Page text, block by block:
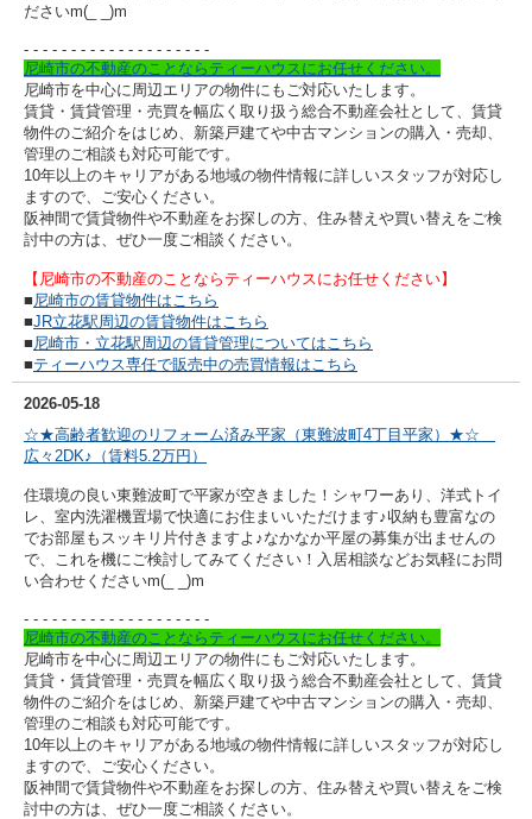
ださいm(_ _)m
- - - - - - - - - - - - - - - - - - - -
尼崎市の不動産のことならティーハウスにお任せください。
尼崎市を中心に周辺エリアの物件にもご対応いたします。
賃貸・賃貸管理・売買を幅広く取り扱う総合不動産会社として、賃貸
物件のご紹介をはじめ、新築戸建てや中古マンションの購入・売却、
管理のご相談も対応可能です。
10年以上のキャリアがある地域の物件情報に詳しいスタッフが対応し
ますので、ご安心ください。
阪神間で賃貸物件や不動産をお探しの方、住み替えや買い替えをご検
討中の方は、ぜひ一度ご相談ください。
【尼崎市の不動産のことならティーハウスにお任せください】
■ 尼崎市の賃貸物件はこちら
■JR立花駅周辺の賃貸物件はこちら
■ 尼崎市・立花駅周辺の賃貸管理についてはこちら
■ティーハウス専任で販売中の売買情報はこちら
2026-05-18
☆★高齢者歓迎のリフォーム済み平家（東難波町4丁目平家）★☆
広々2DK♪（賃料5.2万円）
住環境の良い東難波町で平家が空きました！シャワーあり、洋式トイ
レ、室内洗濯機置場で快適にお住まいいただけます♪収納も豊富なの
でお部屋もスッキリ片付きますよ♪なかなか平屋の募集が出ませんの
で、これを機にご検討してみてください！入居相談などお気軽にお問
い合わせくださいm(_ _)m
- - - - - - - - - - - - - - - - - - - -
尼崎市の不動産のことならティーハウスにお任せください。
尼崎市を中心に周辺エリアの物件にもご対応いたします。
賃貸・賃貸管理・売買を幅広く取り扱う総合不動産会社として、賃貸
物件のご紹介をはじめ、新築戸建てや中古マンションの購入・売却、
管理のご相談も対応可能です。
10年以上のキャリアがある地域の物件情報に詳しいスタッフが対応し
ますので、ご安心ください。
阪神間で賃貸物件や不動産をお探しの方、住み替えや買い替えをご検
討中の方は、ぜひ一度ご相談ください。